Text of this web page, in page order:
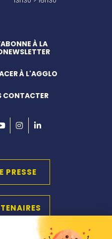
À LA
À L'AGGLO
CONTACTER
PRESSE